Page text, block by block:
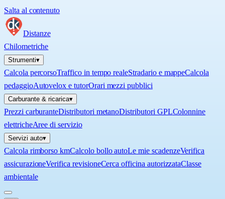
Salta al contenuto
Distanze
Chilometriche
Strumenti▾
Calcola percorsoTraffico in tempo realeStradario e mappeCalcola
pedaggioAutovelox e tutorOrari mezzi pubblici
Carburante & ricarica▾
Prezzi carburanteDistributori metanoDistributori GPLColonnine
elettricheAree di servizio
Servizi auto▾
Calcola rimborso kmCalcolo bollo autoLe mie scadenzeVerifica
assicurazioneVerifica revisioneCerca officina autorizzataClasse
ambientale